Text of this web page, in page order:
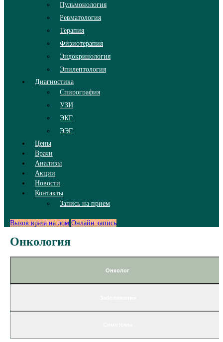
Пульмонология
Ревматология
Терапия
Физиотерапия
Эндокринология
Эпилептология
Диагностика
Спирография
УЗИ
ЭКГ
ЭЭГ
Цены
Врачи
Анализы
Акции
Новости
Контакты
Запись на прием
Вызов врача на дом Онлайн запись
Онкология
Онколог